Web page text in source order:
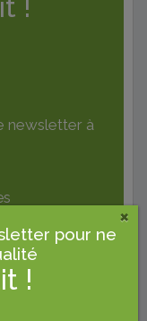
!
newsletter à
×
pour ne
!